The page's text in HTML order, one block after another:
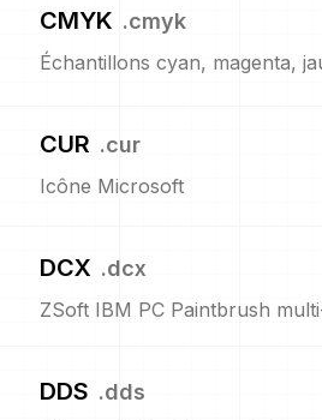
CMYK .cmyk
Échantillons cyan, magenta,
CUR .cur
Icône Microsoft
DCX .dcx
ZSoft IBM PC Paintbrush
DDS .dds